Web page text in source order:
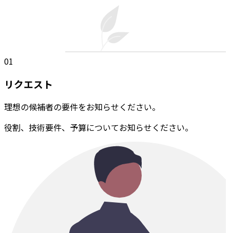
01
リクエスト
理想の候補者の要件をお知らせください。
役割、技術要件、予算についてお知らせください。